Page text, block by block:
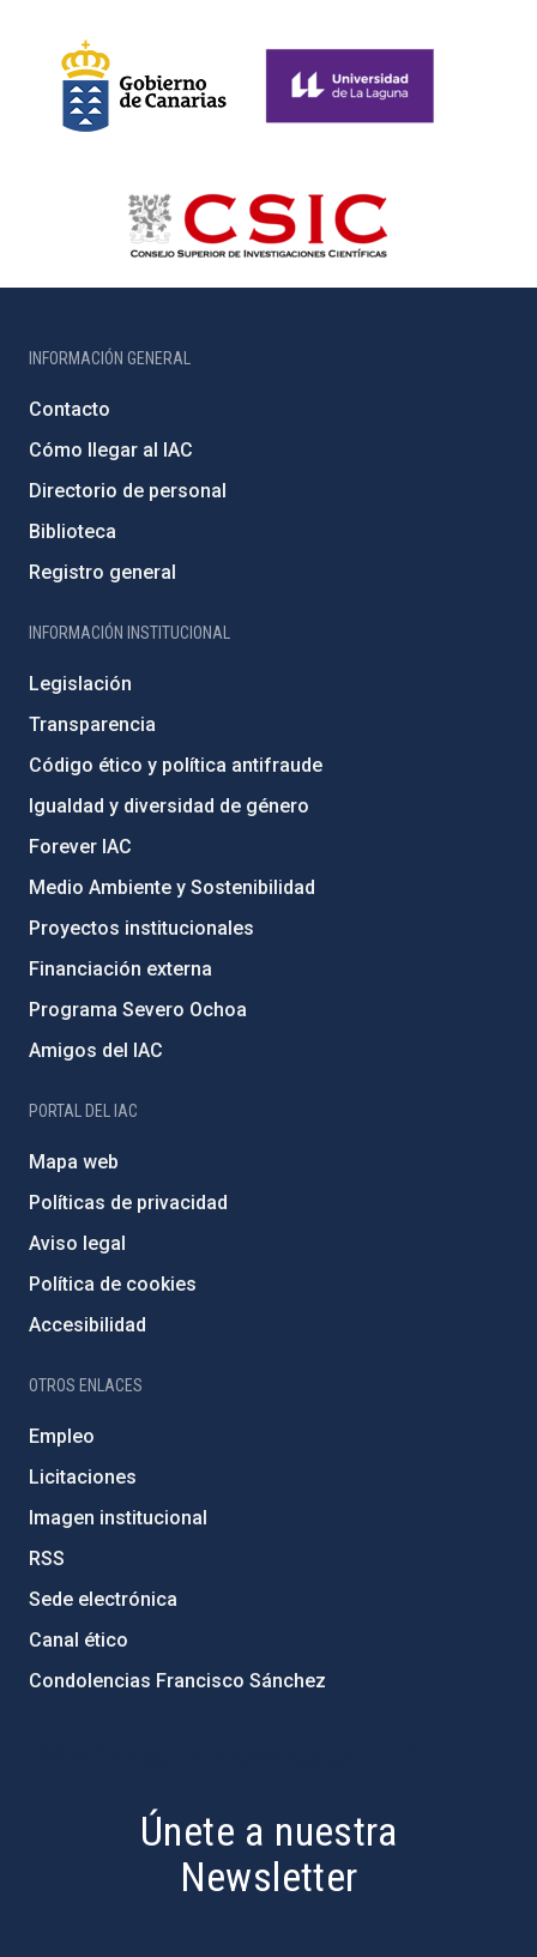
INFORMACIÓN GENERAL
Contacto
Cómo llegar al IAC
Directorio de personal
Biblioteca
Registro general
INFORMACIÓN INSTITUCIONAL
Legislación
Transparencia
Código ético y política antifraude
Igualdad y diversidad de género
Forever IAC
Medio Ambiente y Sostenibilidad
Proyectos institucionales
Financiación externa
Programa Severo Ochoa
Amigos del IAC
PORTAL DEL IAC
Mapa web
Políticas de privacidad
Aviso legal
Política de cookies
Accesibilidad
OTROS ENLACES
Empleo
Licitaciones
Imagen institucional
RSS
Sede electrónica
Canal ético
Condolencias Francisco Sánchez
Únete a nuestra
Newsletter